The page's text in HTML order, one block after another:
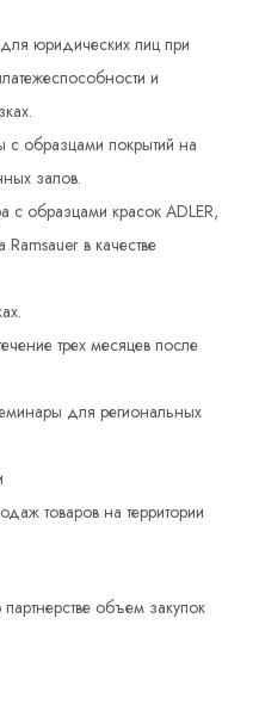
юридических лиц при
и
с образцами покрытий на
залов.
с образцами красок ADLER,
в качестве
трех месяцев после
для региональных
товаров на территории
объем закупок